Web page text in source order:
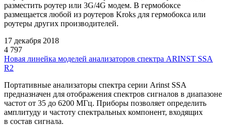
разместить роутер или 3G/4G модем. В гермобоксе
размещается любой из роутеров Kroks для гермобокса или
роутеры других производителей.
17 декабря 2018
4 797
Новая линейка моделей анализаторов спектра ARINST SSA
R2
Портативные анализаторы спектра серии Arinst SSA
предназначен для отображения спектров сигналов в диапазоне
частот от 35 до 6200 МГц. Приборы позволяет определить
амплитуду и частоту спектральных компонент, входящих
в состав сигнала.